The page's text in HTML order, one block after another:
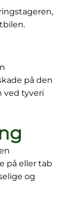
på den
ved tyveri
på eller tab
og